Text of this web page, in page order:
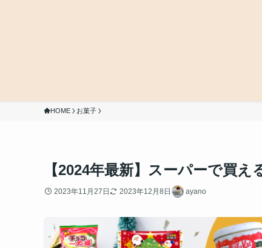
HOME お菓子
【2024年最新】スーパーで買
2023年11月27日 2023年12月8日 ayano